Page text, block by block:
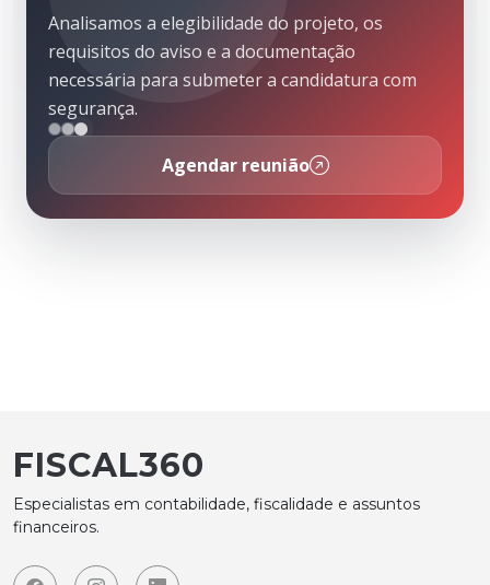
Analisamos a elegibilidade do projeto, os
requisitos do aviso e a documentação
necessária para submeter a candidatura com
segurança.
Agendar reunião
FISCAL360
Especialistas em contabilidade, fiscalidade e assuntos
financeiros.